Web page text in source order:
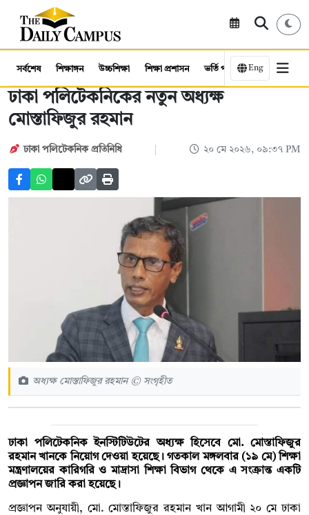
সর্বশেষ শিক্ষাঙ্গন উচ্চশিক্ষা শিক্ষা প্রশাসন ভর্তি পরীক্ষা কর্মসংস্থান
Eng
ঢাকা পলিটেকনিকের নতুন অধ্যক্ষ
মোস্তাফিজুর রহমান
ঢাকা পলিটেকনিক প্রতিনিধি ২০ মে ২০২৬, ০৯:৩৭ PM
অধ্যক্ষ মোস্তাফিজুর রহমান © সংগৃহীত
ঢাকা পলিটেকনিক ইনস্টিটিউটের অধ্যক্ষ হিসেবে মো. মোস্তাফিজুর
রহমান খানকে নিয়োগ দেওয়া হয়েছে। গতকাল মঙ্গলবার (১৯ মে) শিক্ষা
মন্ত্রণালয়ের কারিগরি ও মাদ্রাসা শিক্ষা বিভাগ থেকে এ সংক্রান্ত একটি
প্রজ্ঞাপন জারি করা হয়েছে।
প্রজ্ঞাপন অনুযায়ী, মো. মোস্তাফিজুর রহমান খান আগামী ২০ মে ঢাকা